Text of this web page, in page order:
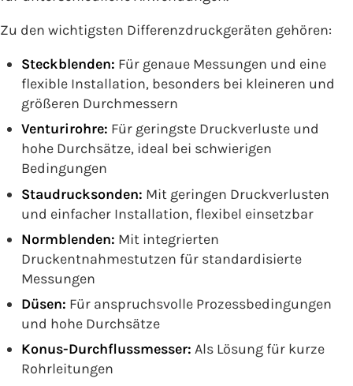
Zu den wichtigsten Differenzdruckgeräten gehören:
Steckblenden: Für genaue Messungen und eine
flexible Installation, besonders bei kleineren und
größeren Durchmessern
Venturirohre: Für geringste Druckverluste und
hohe Durchsätze, ideal bei schwierigen
Bedingungen
Staudrucksonden: Mit geringen Druckverlusten
und einfacher Installation, flexibel einsetzbar
Normblenden: Mit integrierten
Druckentnahmestutzen für standardisierte
Messungen
Düsen: Für anspruchsvolle Prozessbedingungen
und hohe Durchsätze
Konus-Durchflussmesser: Als Lösung für kurze
Rohrleitungen